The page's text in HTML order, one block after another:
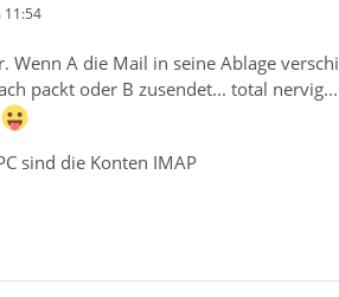
11:54
Wenn A die Mail in seine Ablage
packt oder B zusendet... total
sind die Konten IMAP